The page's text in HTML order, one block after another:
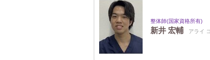
整体師(国家資格所有)
新井 宏輔 アライ